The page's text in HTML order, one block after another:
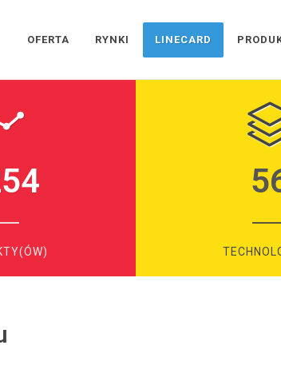
OFERTA RYNKI LINECARD